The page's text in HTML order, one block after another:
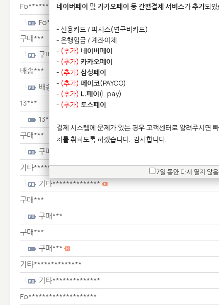
Fo********************
Fo********************
구매***
구매***
배송***
배송***
13***
13***
구매***
구매***
기타**************
기타**************
구매***
구매***
구매***
구매***
기타**************
기타**************
Fo********************
네이버페이 및 카카오페이 등간편결제 서비스가추가되
- 신용카드 / 피시스(연구비카드)
- 은행입금 / 계좌이체
- (추가) 네이버페이
- (추가) 카카오페이
- (추가) 삼성페이
- (추가) 페이코(PAYCO)
- (추가) L.페이(L.pay)
- (추가) 토스페이
결제 시스템에 문제가 있는 경우 고객센터로 알려주시면
치를 취하도록 하겠습니다. 감사합니다.
7일 동안 다시 열지 않음